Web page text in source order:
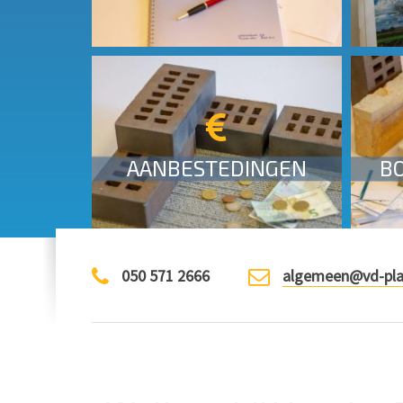
AANBESTEDINGEN
Aanbestedingen
MEER INFO
050 571 2666 algemeen@vd-